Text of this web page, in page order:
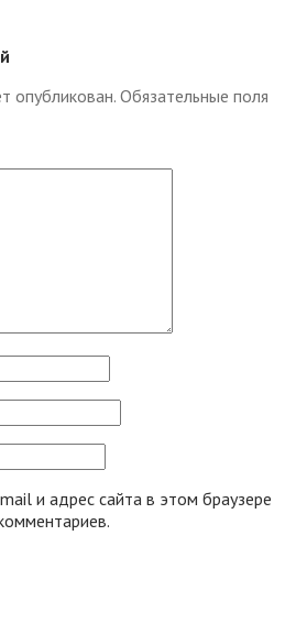
опубликован. Обязательные поля
и адрес сайта в этом браузере